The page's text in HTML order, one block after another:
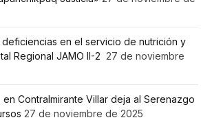
en el servicio de nutrición y
Regional JAMO II-2 27 de noviembre
Contralmirante Villar deja al Serenazgo
27 de noviembre de 2025